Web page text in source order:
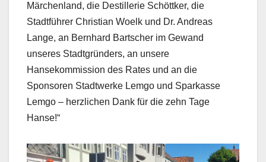
Märchenland, die Destillerie Schöttker, die
Stadtführer Christian Woelk und Dr. Andreas
Lange, an Bernhard Bartscher im Gewand
unseres Stadtgründers, an unsere
Hansekommission des Rates und an die
Sponsoren Stadtwerke Lemgo und Sparkasse
Lemgo – herzlichen Dank für die zehn Tage
Hanse!“